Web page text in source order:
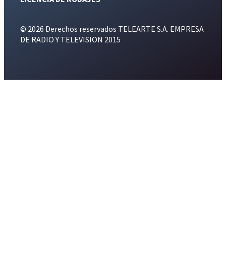
© 2026 Derechos reservados TELEARTE S.A. EMPRESA
DE RADIO Y TELEVISION 2015